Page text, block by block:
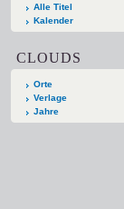
Alle Titel
Kalender
CLOUDS
Orte
Verlage
Jahre